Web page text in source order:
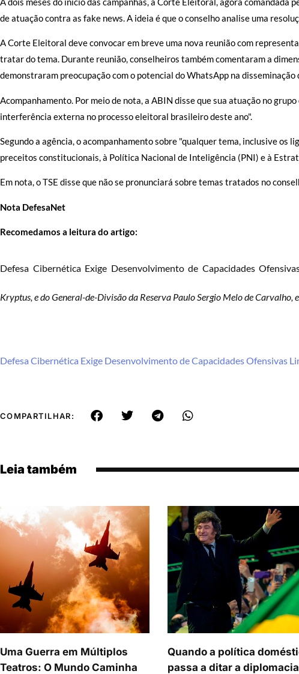
de atuação contra as fake news. A ideia é que o conselho analise uma
A Corte Eleitoral deve convocar em breve uma nova reunião com
tratar do tema. Durante reunião, conselheiros também comentaram a
demonstraram preocupação com o potencial do WhatsApp na disseminação
Acompanhamento. Por meio de nota, a ABIN disse que sua atuação no
interferência externa no processo eleitoral brasileiro deste ano".
Segundo a agência, o acompanhamento sobre "qualquer tema, inclusive os
preceitos constitucionais, à Política Nacional de Inteligência (PNI) e à
Em nota, o TSE disse que não se pronunciará sobre temas tratados no
Nota DefesaNet
Recomedamos a leitura do artigo:
Defesa Cibernética Exige Desenvolvimento de Capacidades
Kryptus, e do General-de-Divisão da Reserva Paulo Sergio Melo de
Defesa Cibernética Exige Desenvolvimento de Capacidades Ofensivas
COMPARTILHAR:
Leia também
Uma Guerra em Múltiplos
Teatros: O Mundo Caminha
Quando a política
passa a ditar a diplomacia